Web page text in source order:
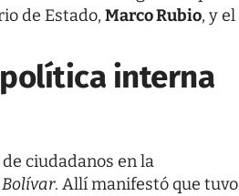
de Estado, Marco Rubio, y el
interna
ciudadanos en la
Bolívar. Allí manifestó que tuvo